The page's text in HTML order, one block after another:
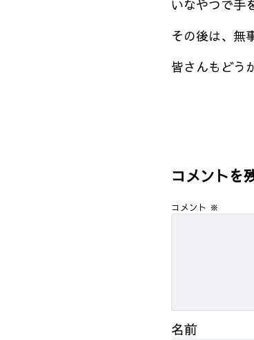
いなやつで手
その後は、無
皆さんもどう
コメントを
コメント ※
名前